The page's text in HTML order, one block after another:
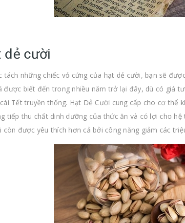
dẻ cười
tách những chiếc vỏ cứng của hạt dẻ cười, bạn sẽ
được biết đến trong nhiều năm trở lại đây, dù có giá
Tết truyền thống. Hạt Dẻ Cười cung cấp cho cơ thể
tiếp thu chất dinh dưỡng của thức ăn và có lợi cho
còn được yêu thích hơn cả bởi công năng giảm các